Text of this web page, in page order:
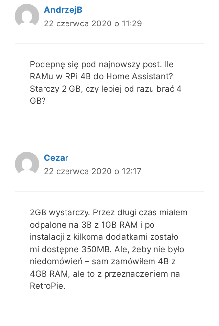
AndrzejB
22 czerwca 2020 o 11:29
Podepnę się pod najnowszy post. Ile
RAMu w RPi 4B do Home Assistant?
Starczy 2 GB, czy lepiej od razu brać 4
GB?
Cezar
22 czerwca 2020 o 12:17
2GB wystarczy. Przez długi czas miałem
odpalone na 3B z 1GB RAM i po
instalacji z kilkoma dodatkami zostało
mi dostępne 350MB. Ale, żeby nie było
niedomówień – sam zamówiłem 4B z
4GB RAM, ale to z przeznaczeniem na
RetroPie.